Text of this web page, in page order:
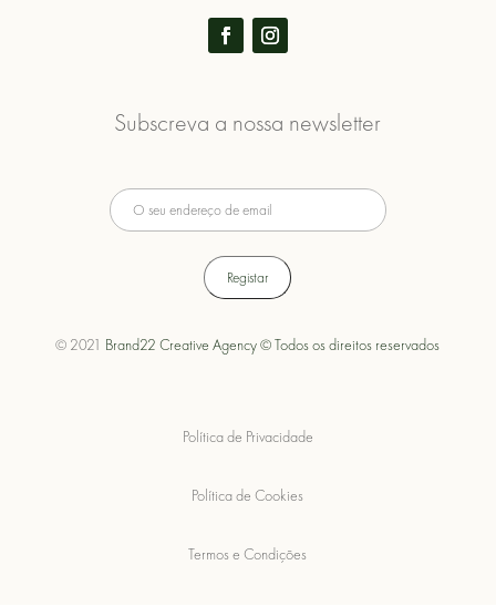
Subscreva a nossa newsletter
© 2021 Brand22 Creative Agency © Todos os direitos reservados
Política de Privacidade
Política de Cookies
Termos e Condições